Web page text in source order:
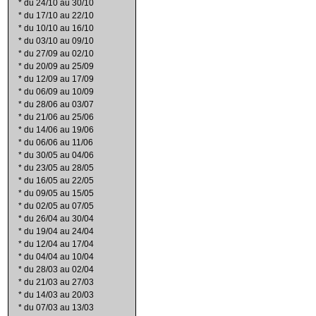
* du 24/10 au 30/10
* du 17/10 au 22/10
* du 10/10 au 16/10
* du 03/10 au 09/10
* du 27/09 au 02/10
* du 20/09 au 25/09
* du 12/09 au 17/09
* du 06/09 au 10/09
* du 28/06 au 03/07
* du 21/06 au 25/06
* du 14/06 au 19/06
* du 06/06 au 11/06
* du 30/05 au 04/06
* du 23/05 au 28/05
* du 16/05 au 22/05
* du 09/05 au 15/05
* du 02/05 au 07/05
* du 26/04 au 30/04
* du 19/04 au 24/04
* du 12/04 au 17/04
* du 04/04 au 10/04
* du 28/03 au 02/04
* du 21/03 au 27/03
* du 14/03 au 20/03
* du 07/03 au 13/03